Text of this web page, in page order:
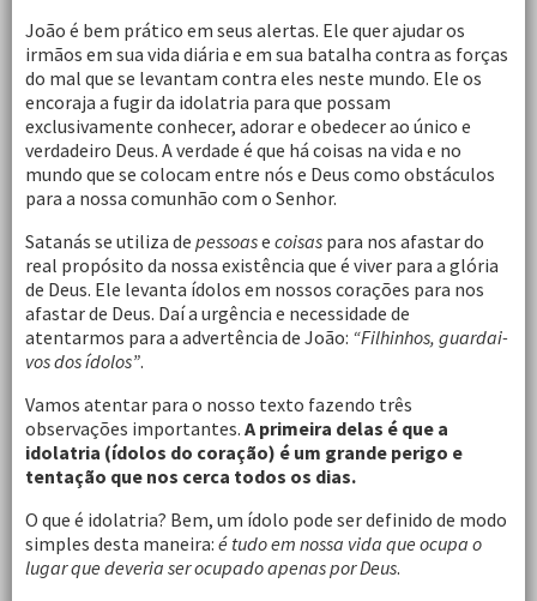
João é bem prático em seus alertas. Ele quer ajudar os
irmãos em sua vida diária e em sua batalha contra as forças
do mal que se levantam contra eles neste mundo. Ele os
encoraja a fugir da idolatria para que possam
exclusivamente conhecer, adorar e obedecer ao único e
verdadeiro Deus. A verdade é que há coisas na vida e no
mundo que se colocam entre nós e Deus como obstáculos
para a nossa comunhão com o Senhor.
Satanás se utiliza de pessoase coisas para nos afastar do
real propósito da nossa existência que é viver para a glória
de Deus. Ele levanta ídolos em nossos corações para nos
afastar de Deus. Daí a urgência e necessidade de
atentarmos para a advertência de João: “Filhinhos, guardai-
vos dos ídolos”.
Vamos atentar para o nosso texto fazendo três
observações importantes. A primeira delas é que a
idolatria (ídolos do coração) é um grande perigo e
tentação que nos cerca todos os dias.
O que é idolatria? Bem, um ídolo pode ser definido de modo
simples desta maneira: é tudo em nossa vida que ocupa o
lugar que deveria ser ocupado apenas por Deus.